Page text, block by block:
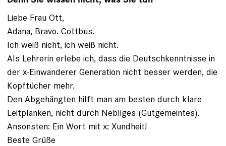
Liebe Frau Ott,
Adana, Bravo. Cottbus.
Ich weiß nicht, ich weiß nicht.
Als Lehrerin erlebe ich, dass die Deutschkenntnisse in
der x-Einwanderer Generation nicht besser werden, die
Kopftücher mehr.
Den Abgehängten hilft man am besten durch klare
Leitplanken, nicht durch Nebliges (Gutgemeintes).
Ansonsten: Ein Wort mit x: Xundheit!
Beste Grüße